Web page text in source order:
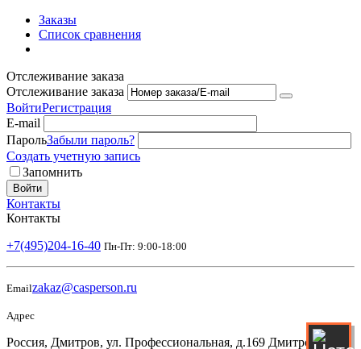
Заказы
Список сравнения
Отслеживание заказа
Отслеживание заказа
ВойтиРегистрация
E-mail
ПарольЗабыли пароль?
Создать учетную запись
Запомнить
Войти
Контакты
Контакты
+7(495)204-16-40 Пн-Пт: 9:00-18:00
Emailzakaz@casperson.ru
Адрес
Россия, Дмитров, ул. Профессиональная, д.169 Дмитровский